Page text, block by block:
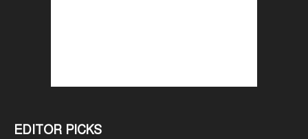
EDITOR PICKS